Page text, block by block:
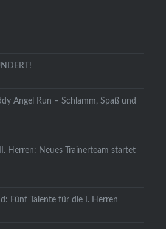
Angel Run – Schlamm, Spaß und
Herren: Neues Trainerteam startet
Fünf Talente für die I. Herren